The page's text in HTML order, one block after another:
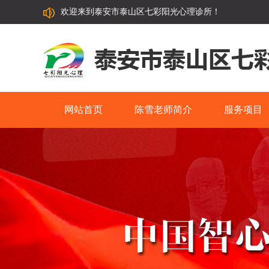
欢迎来到泰安市泰山区七彩阳光心理诊所！
网站首页 陈雪老师简介 服务项目